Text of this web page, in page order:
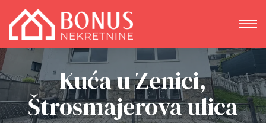
Kuća u Zenici,
Štrosmajerova ulica